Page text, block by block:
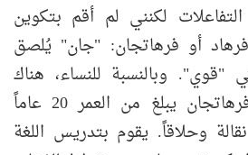
لكنني لم أقم بتكوين
أو فرهاتجان: "جان" يُلصق
"قوي". وبالنسبة للنساء، هناك
نهاية تعني "زهرة" فرهاتجان يبلغ من العمر 20 عاماً
وحلاقاً. يقوم بتدريس اللغة